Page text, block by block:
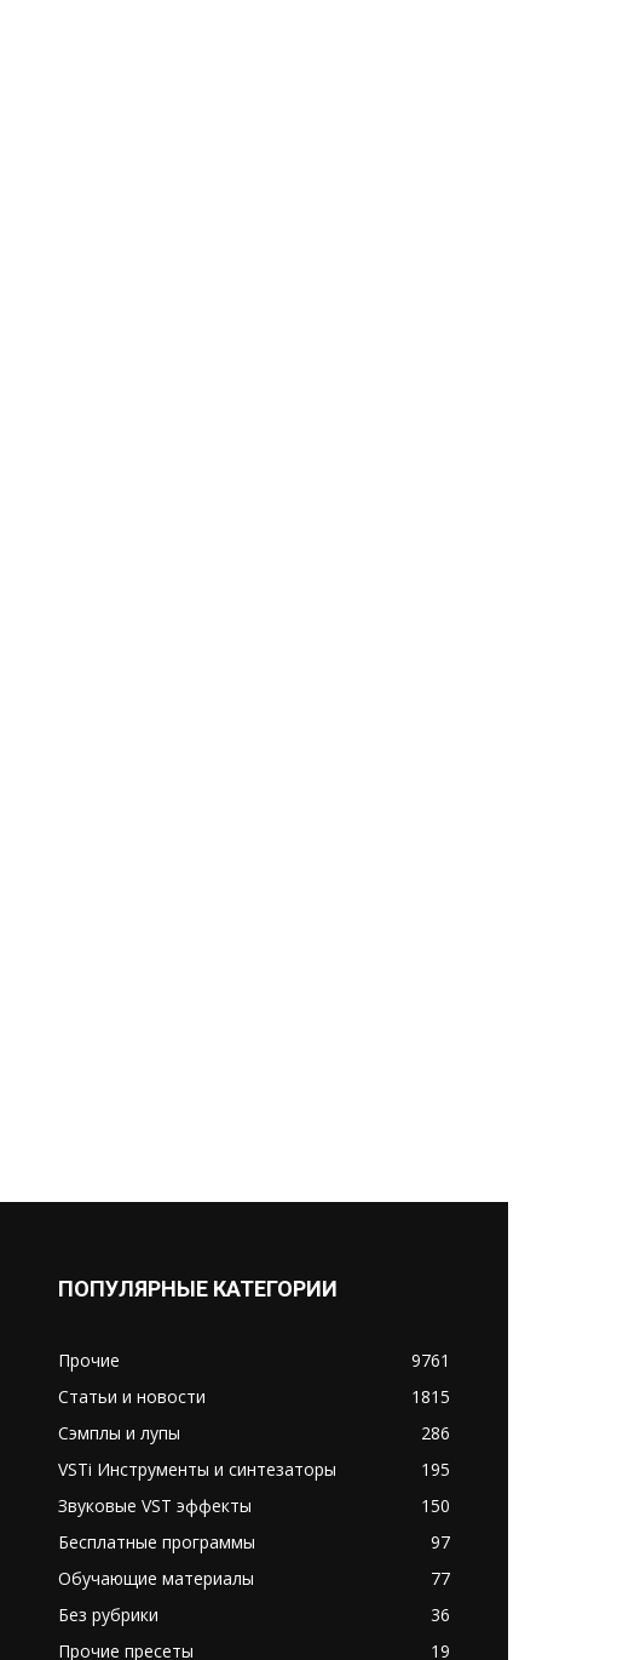
ПОПУЛЯРНЫЕ КАТЕГОРИИ
Прочие
9761
Статьи и новости
1815
Сэмплы и лупы
286
VSTi Инструменты и синтезаторы
195
Звуковые VST эффекты
150
Бесплатные программы
97
Обучающие материалы
77
Без рубрики
36
Прочие пресеты
19